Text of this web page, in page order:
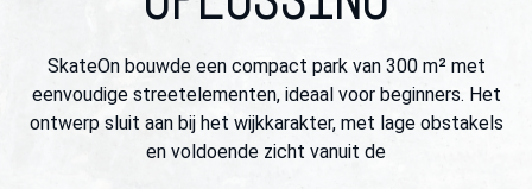
SkateOn bouwde een compact park van 300 m² met
eenvoudige streetelementen, ideaal voor beginners. Het
ontwerp sluit aan bij het wijkkarakter, met lage obstakels
en voldoende zicht vanuit de